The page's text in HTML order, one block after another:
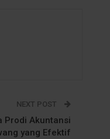
NEXT POST
Prodi Akuntansi
yang Efektif